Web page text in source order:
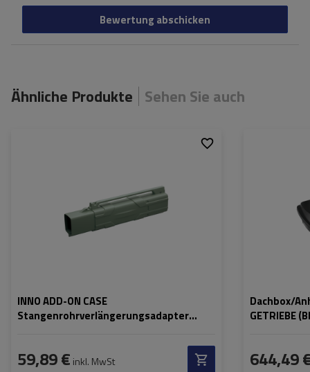
Bewertung abschicken
Ähnliche Produkte Sehen Sie auch
INNO ADD-ON CASE
Stangenrohrverlängerungsadapter
59,89 € inkl. MwSt
Dachbox/
GETRIEBE
644,49